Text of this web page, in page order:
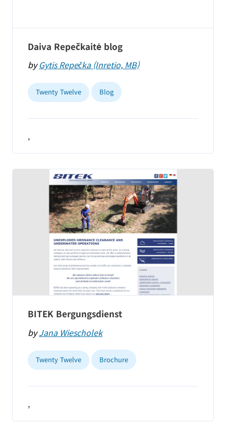
Daiva Repečkaitė blog
byGytis Repečka (Inretio, MB)
Twenty Twelve Blog
,
BITEK Bergungsdienst
byJana Wiescholek
Twenty Twelve Brochure
,